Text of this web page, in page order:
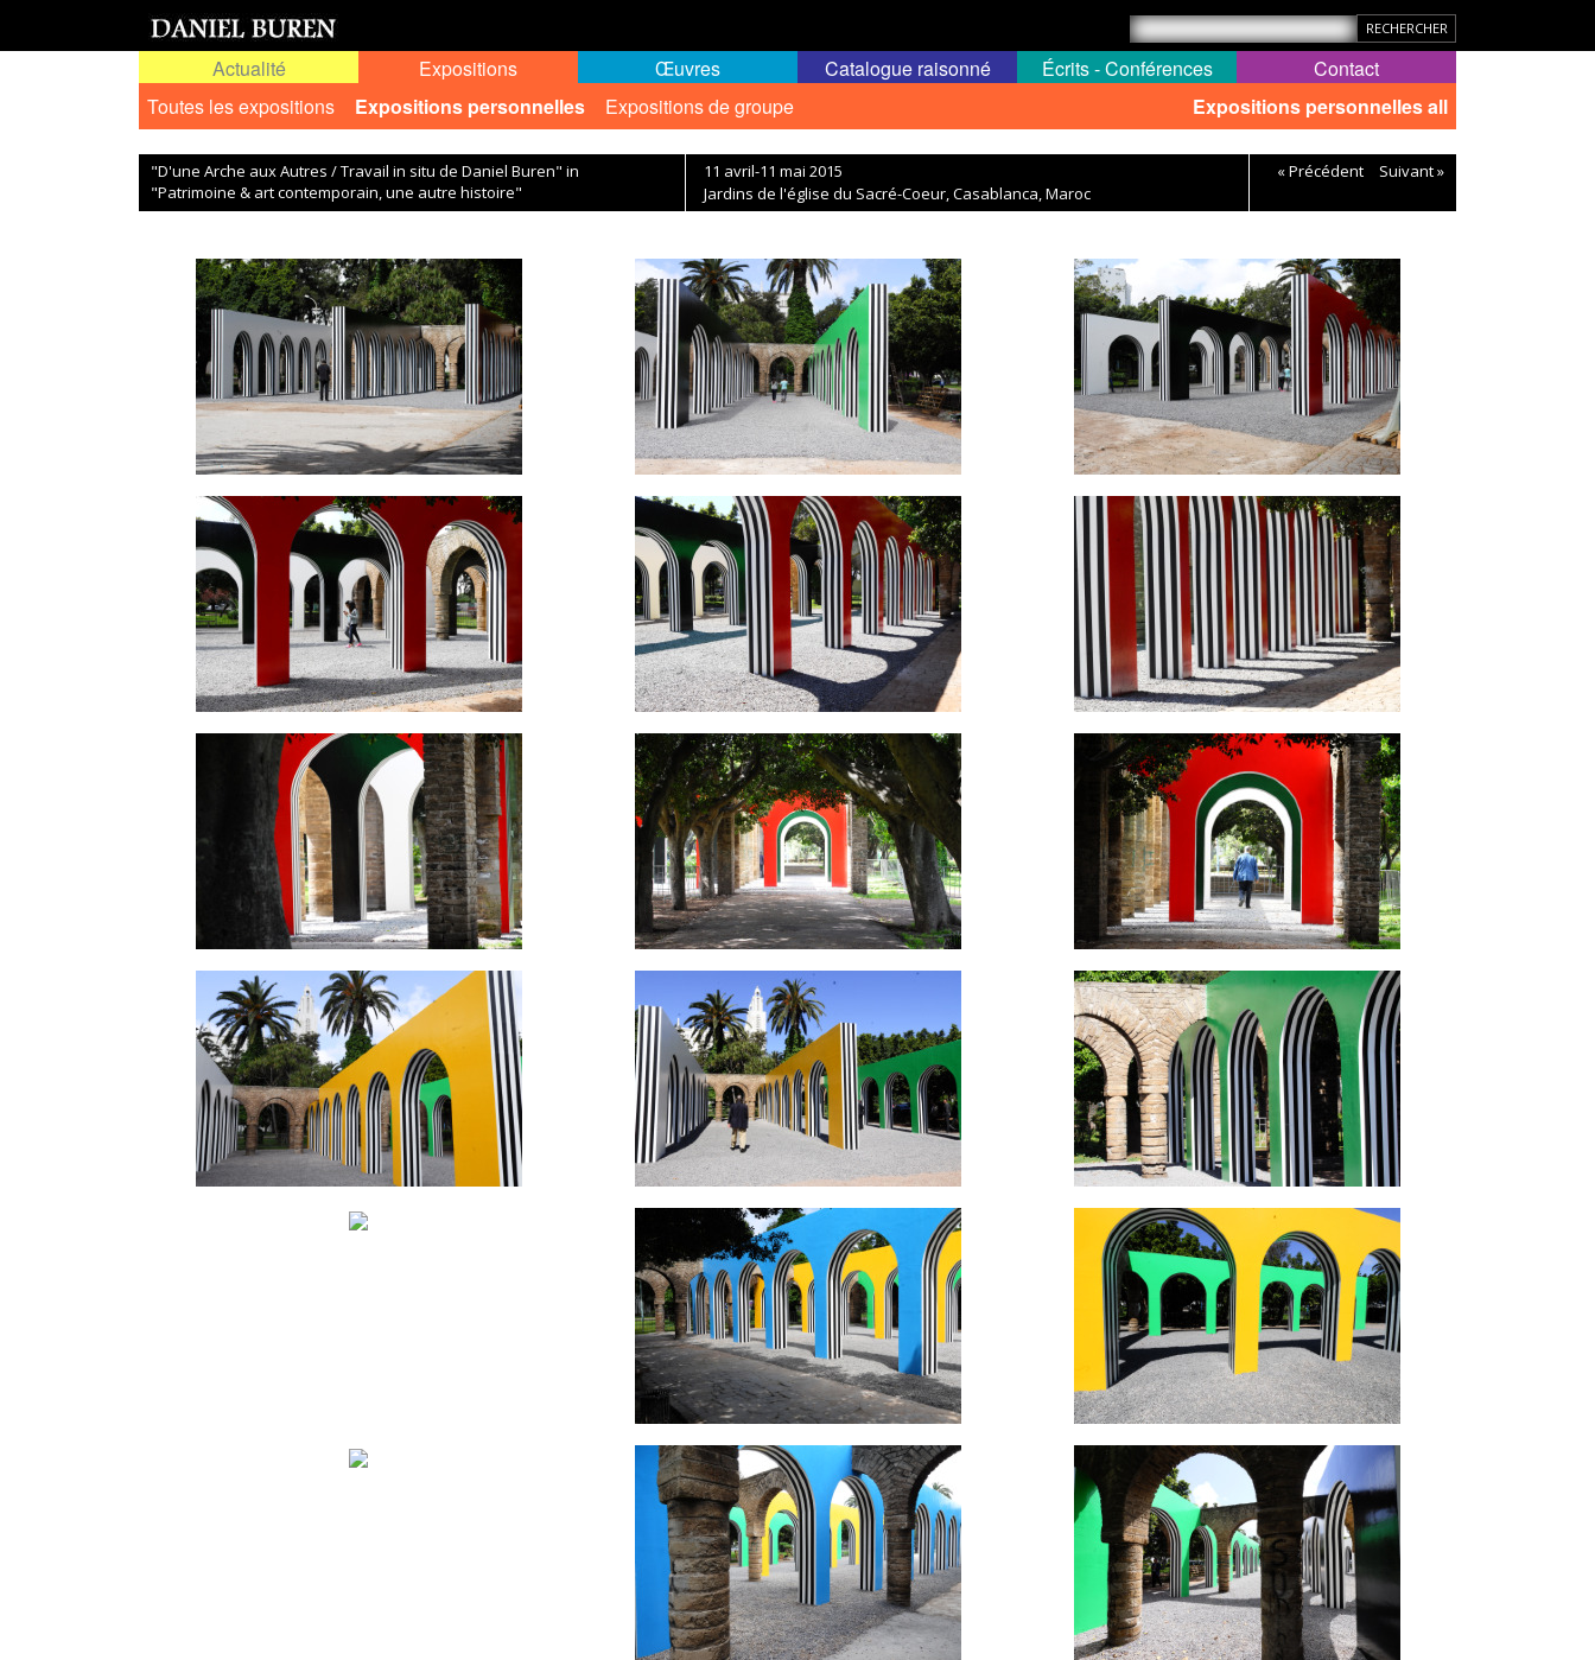
Actualité
Expositions
Toutes les expositions
Expositions personnelles Expositions de groupe Expositions personnelles all
Œuvres Catalogue raisonné Écrits - Conférences Contact
"D'une Arche aux Autres / Travail in situ de Daniel Buren" in
"Patrimoine & art contemporain, une autre histoire"
11 avril-11 mai 2015
Jardins de l'église du Sacré-Coeur, Casablanca, Maroc
« Précédent Suivant »